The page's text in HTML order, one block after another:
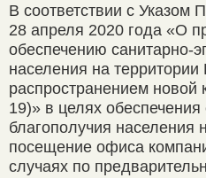
В соответствии с Указом
28 апреля 2020 года «О
обеспечению санитарно-
населения на
распространением новой
19)» в целях
благополучия населения
посещение офиса
случаях по